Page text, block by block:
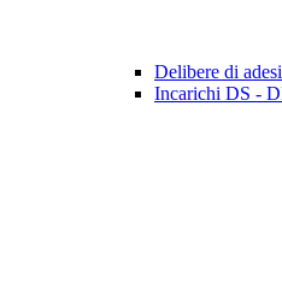
Delibere di
Incarichi DS -